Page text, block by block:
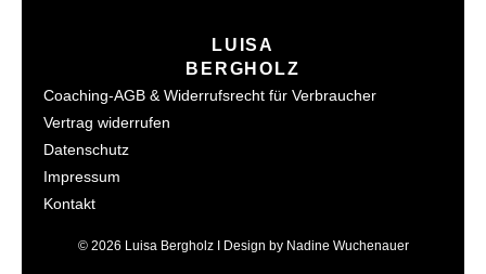
LUISA
BERGHOLZ
Coaching-AGB & Widerrufsrecht für Verbraucher
Vertrag widerrufen
Datenschutz
Impressum
Kontakt
© 2026 Luisa Bergholz I Design by Nadine Wuchenauer